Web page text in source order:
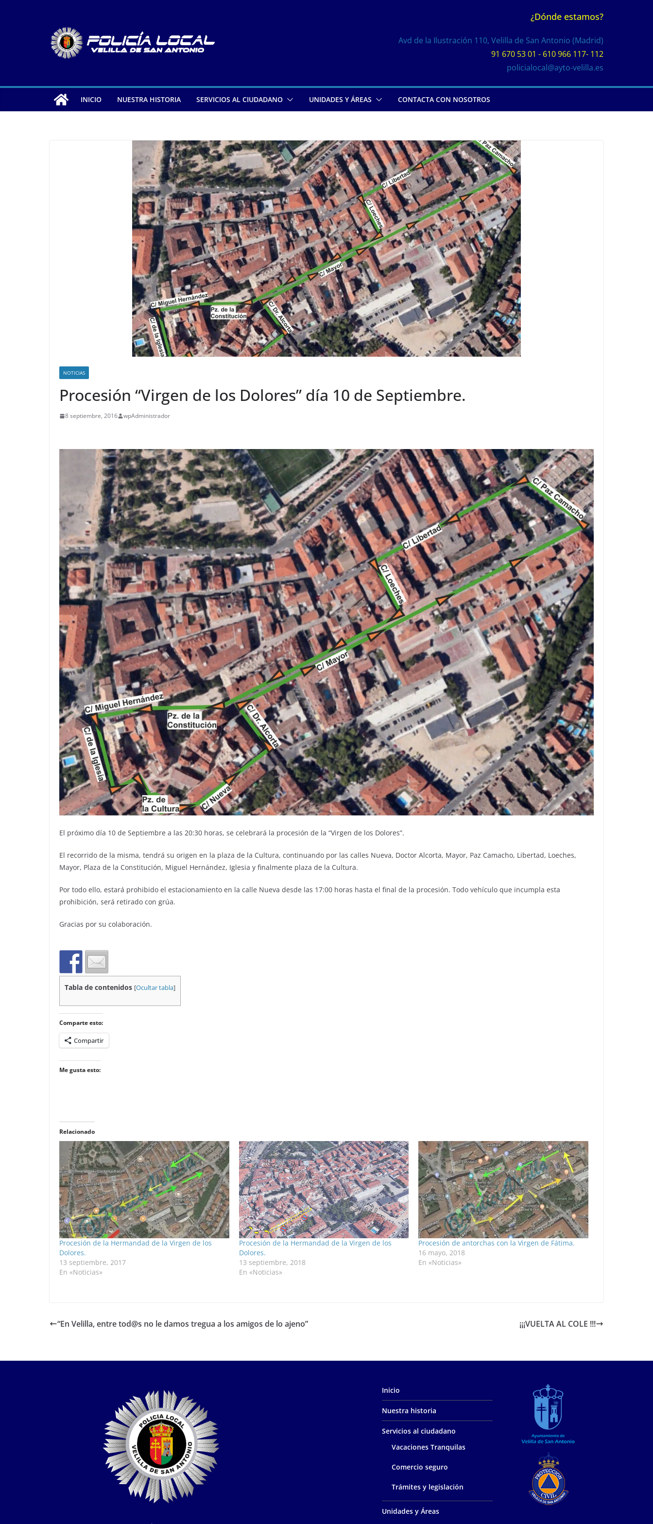
¿Dónde estamos?
Avd de la Ilustración 110, Velilla de San Antonio (Madrid)
91 670 53 01 - 610 966 117- 112
policialocal@ayto-velilla.es
INICIO NUESTRA HISTORIA SERVICIOS AL CIUDADANO UNIDADES Y ÁREAS CONTACTA CON NOSOTROS
NOTICIAS
Procesión “Virgen de los Dolores” día 10 de Septiembre.
8 septiembre, 2016 wpAdministrador
El próximo día 10 de Septiembre a las 20:30 horas, se celebrará la procesión de la “Virgen de los Dolores”.
El recorrido de la misma, tendrá su origen en la plaza de la Cultura, continuando por las calles Nueva, Doctor Alcorta, Mayor, Paz Camacho, Libertad, Loeches,
Mayor, Plaza de la Constitución, Miguel Hernández, Iglesia y finalmente plaza de la Cultura.
Por todo ello, estará prohibido el estacionamiento en la calle Nueva desde las 17:00 horas hasta el final de la procesión. Todo vehículo que incumpla esta
prohibición, será retirado con grúa.
Gracias por su colaboración.
Tabla de contenidos [Ocultar tabla]
Comparte esto:
Compartir
Me gusta esto:
Relacionado
Procesión de la Hermandad de la Virgen de los
Dolores.
13 septiembre, 2017
En «Noticias»
Procesión de la Hermandad de la Virgen de los
Dolores.
13 septiembre, 2018
En «Noticias»
Procesión de antorchas con la Virgen de Fátima.
16 mayo, 2018
En «Noticias»
“En Velilla, entre tod@s no le damos tregua a los amigos de lo ajeno” ¡¡¡VUELTA AL COLE !!!
Inicio
Nuestra historia
Servicios al ciudadano
Vacaciones Tranquilas
Comercio seguro
Trámites y legislación
Unidades y Áreas